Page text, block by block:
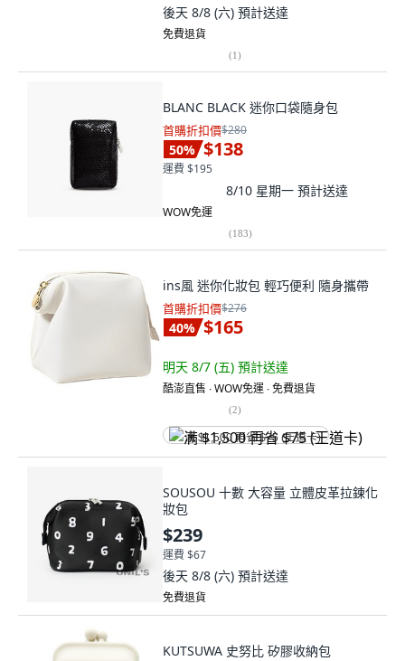
後天 8/8 (六) 預計送達
免費退貨
(1)
BLANC BLACK 迷你口袋隨身包
首購折扣價$280
50% $138
運費 $195
8/10 星期一 預計送達
WOW免運
(183)
ins風 迷你化妝包 輕巧便利 隨身攜帶
首購折扣價$276
40% $165
明天 8/7 (五) 預計送達
酷澎直售 ∙ WOW免運 ∙ 免費退貨
(2)
满 $1,500 再省 $75 (王道卡)
SOUSOU 十數 大容量 立體皮革拉鍊化
妝包
$239
運費 $67
後天 8/8 (六) 預計送達
免費退貨
KUTSUWA 史努比 矽膠收納包